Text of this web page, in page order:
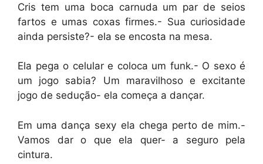
Cris tem uma boca carnuda um par de seios
fartos e umas coxas firmes.- Sua curiosidade
ainda persiste?- ela se encosta na mesa.
Ela pega o celular e coloca um funk.- O sexo é
um jogo sabia? Um maravilhoso e excitante
jogo de sedução- ela começa a dançar.
Em uma dança sexy ela chega perto de mim.-
Vamos dar o que ela quer- a seguro pela
cintura.